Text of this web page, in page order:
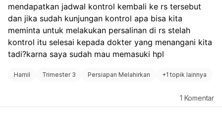
mendapatkan jadwal kontrol kembali ke rs tersebut
dan jika sudah kunjungan kontrol apa bisa kita
meminta untuk melakukan persalinan di rs stelah
kontrol itu selesai kepada dokter yang menangani kita
tadi?karna saya sudah mau memasuki hpl
Hamil Trimester 3 Persiapan Melahirkan +1 topik lainnya
1 Komentar